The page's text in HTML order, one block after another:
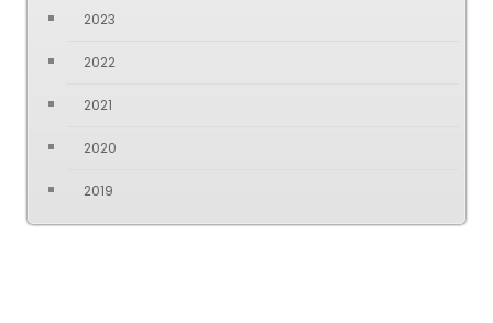
2023
2022
2021
2020
2019